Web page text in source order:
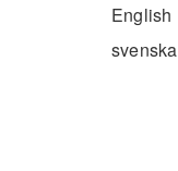
English
svenska